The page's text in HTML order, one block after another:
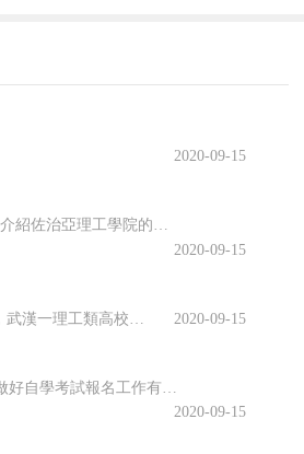
2020-09-15
2020-09-15
2020-09-15
2020-09-15